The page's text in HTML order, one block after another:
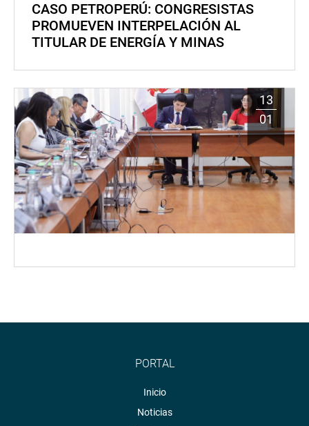
CASO PETROPERÚ: CONGRESISTAS
PROMUEVEN INTERPELACIÓN AL
TITULAR DE ENERGÍA Y MINAS
13
01
PORTAL
Inicio
Noticias